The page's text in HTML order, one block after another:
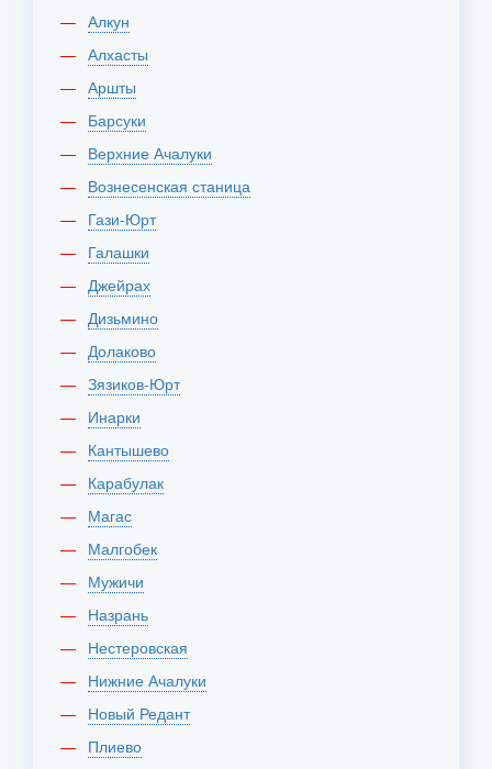
Алкун
Алхасты
Аршты
Барсуки
Верхние Ачалуки
Вознесенская станица
Гази-Юрт
Галашки
Джейрах
Дизьмино
Долаково
Зязиков-Юрт
Инарки
Кантышево
Карабулак
Магас
Малгобек
Мужичи
Назрань
Нестеровская
Нижние Ачалуки
Новый Редант
Плиево